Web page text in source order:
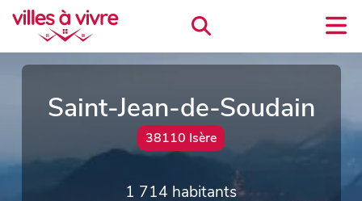
Saint-Jean-de-Soudain
38110 Isère
1 714 habitants